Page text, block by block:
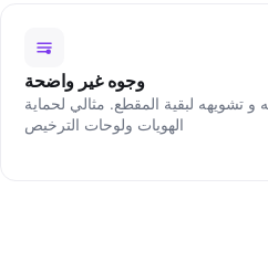
وجوه غير واضحة
تشويهه لبقية المقطع. مثالي لحماية
الهويات ولوحات الترخيص